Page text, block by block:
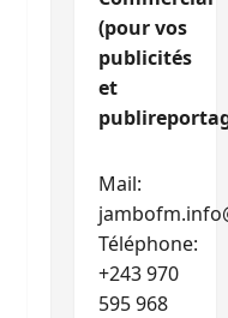
(pour vos
publicités
et
Mail:
Téléphone:
+243 970
595 968